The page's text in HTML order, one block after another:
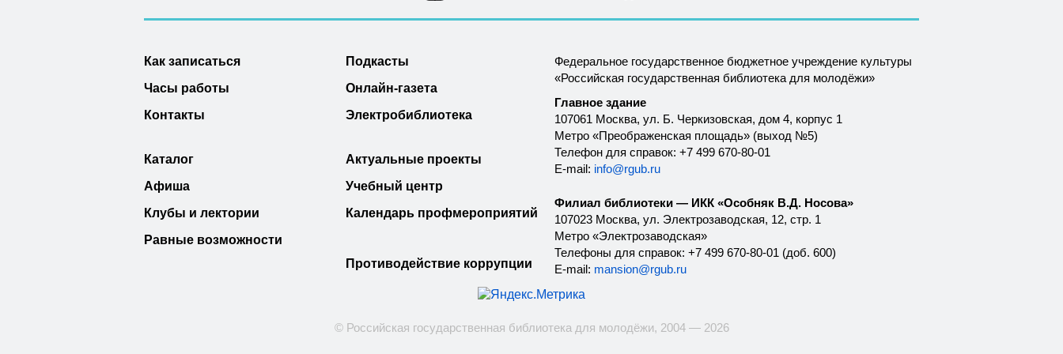
Как записаться
Часы работы
Контакты
Каталог
Афиша
Клубы и лектории
Равные возможности
Подкасты
Онлайн-газета
Электробиблиотека
Актуальные проекты
Учебный центр
Календарь профмероприятий
Противодействие коррупции
Федеральное государственное бюджетное учреждение культуры
«Российская государственная библиотека для молодёжи»
Главное здание
107061 Москва, ул. Б. Черкизовская, дом 4, корпус 1
Метро «Преображенская площадь» (выход №5)
Телефон для справок: +7 499 670-80-01
E-mail: info@rgub.ru
Филиал библиотеки — ИКК «Особняк В.Д. Носова»
107023 Москва, ул. Электрозаводская, 12, стр. 1
Метро «Электрозаводская»
Телефоны для справок: +7 499 670-80-01 (доб. 600)
E-mail: mansion@rgub.ru
© Российская государственная библиотека для молодёжи, 2004 — 2026